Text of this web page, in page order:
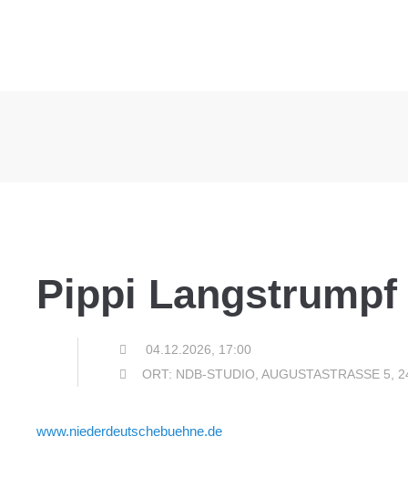
Pippi Langstrumpf
04.12.2026, 17:00
ORT: NDB-STUDIO, AUGUSTASTRASSE 5,
www.niederdeutschebuehne.de